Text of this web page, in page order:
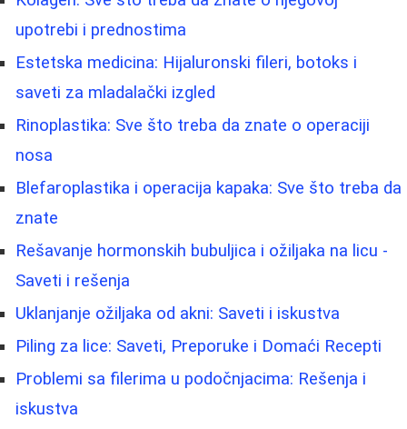
upotrebi i prednostima
Estetska medicina: Hijaluronski fileri, botoks i
saveti za mladalački izgled
Rinoplastika: Sve što treba da znate o operaciji
nosa
Blefaroplastika i operacija kapaka: Sve što treba da
znate
Rešavanje hormonskih bubuljica i ožiljaka na licu -
Saveti i rešenja
Uklanjanje ožiljaka od akni: Saveti i iskustva
Piling za lice: Saveti, Preporuke i Domaći Recepti
Problemi sa filerima u podočnjacima: Rešenja i
iskustva